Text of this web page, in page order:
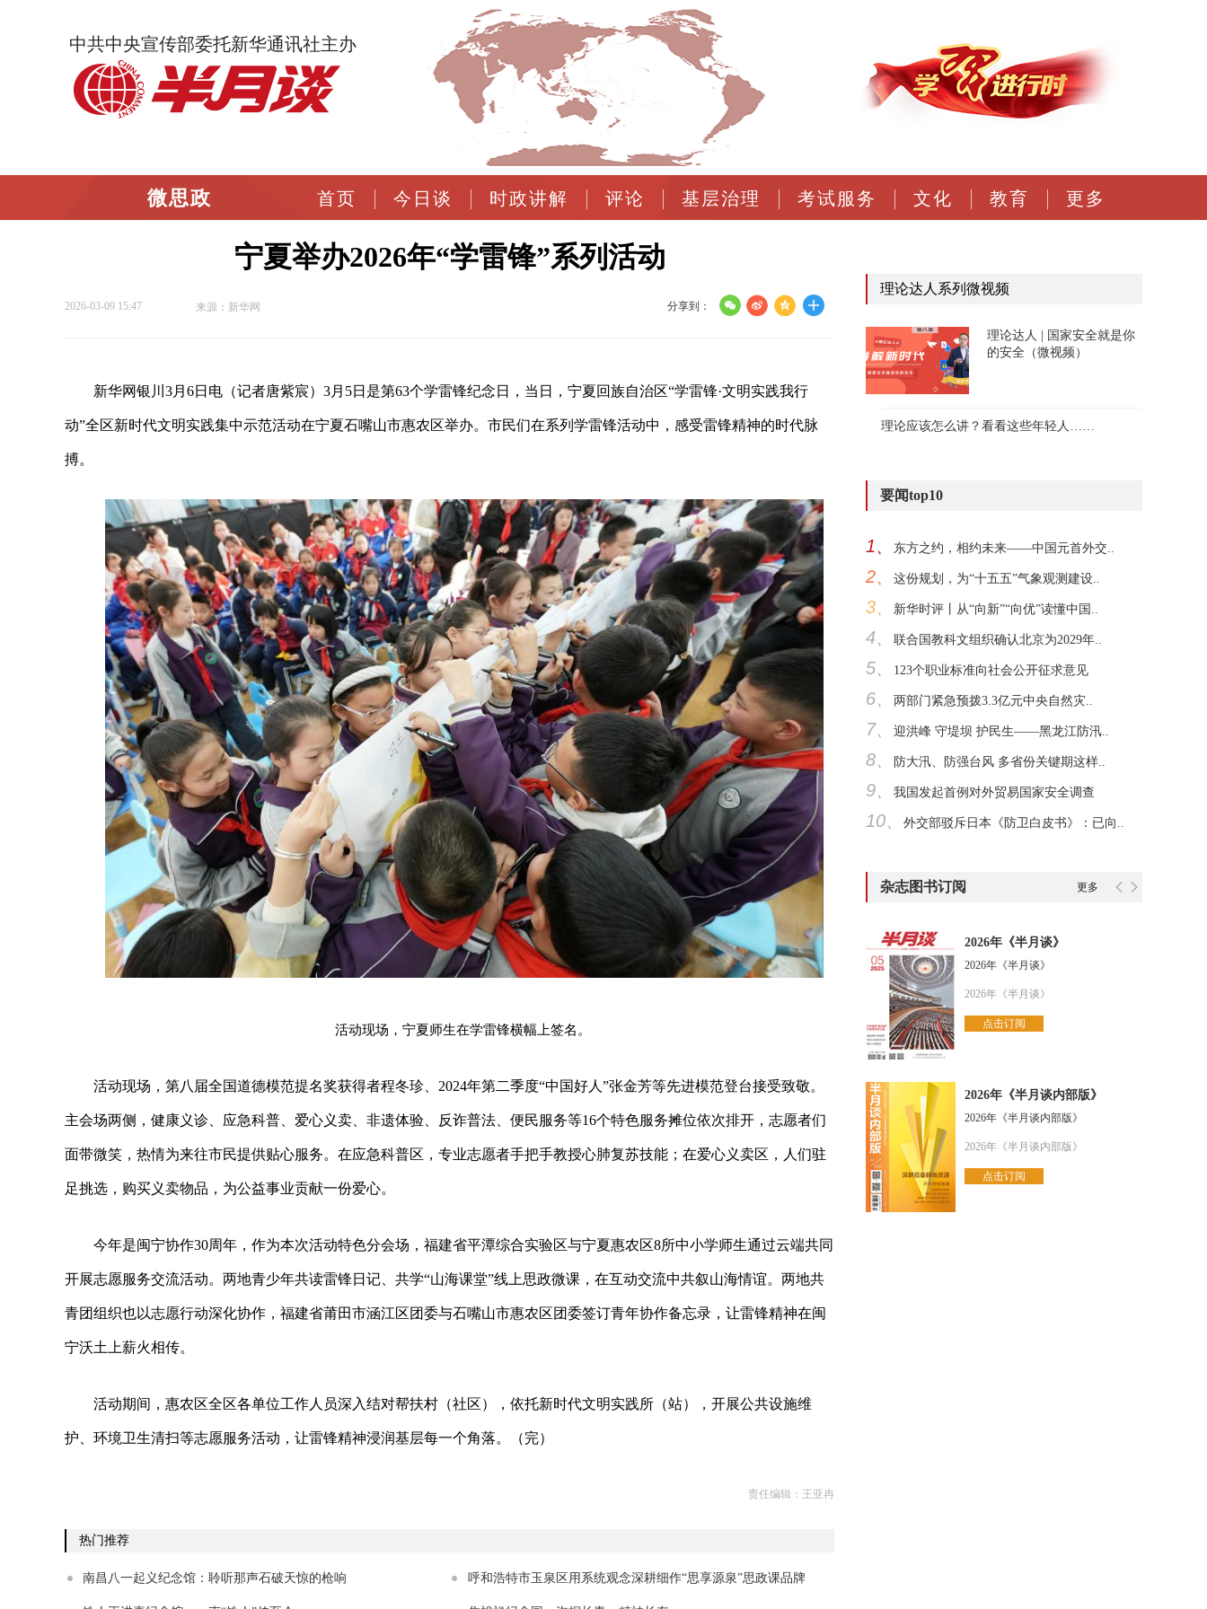
中共中央宣传部委托新华通讯社主办
微思政 首页 今日谈 时政讲解 评论 基层治理 考试服务 文化 教育 更多
宁夏举办2026年“学雷锋”系列活动
2026-03-09 15:47 来源：新华网 分享到：
新华网银川3月6日电（记者唐紫宸）3月5日是第63个学雷锋纪念日，当日，宁夏回族自治区“学雷锋·文明实践我行
动”全区新时代文明实践集中示范活动在宁夏石嘴山市惠农区举办。市民们在系列学雷锋活动中，感受雷锋精神的时代脉
搏。
活动现场，宁夏师生在学雷锋横幅上签名。
活动现场，第八届全国道德模范提名奖获得者程冬珍、2024年第二季度“中国好人”张金芳等先进模范登台接受致敬。
主会场两侧，健康义诊、应急科普、爱心义卖、非遗体验、反诈普法、便民服务等16个特色服务摊位依次排开，志愿者们
面带微笑，热情为来往市民提供贴心服务。在应急科普区，专业志愿者手把手教授心肺复苏技能；在爱心义卖区，人们驻
足挑选，购买义卖物品，为公益事业贡献一份爱心。
今年是闽宁协作30周年，作为本次活动特色分会场，福建省平潭综合实验区与宁夏惠农区8所中小学师生通过云端共同
开展志愿服务交流活动。两地青少年共读雷锋日记、共学“山海课堂”线上思政微课，在互动交流中共叙山海情谊。两地共
青团组织也以志愿行动深化协作，福建省莆田市涵江区团委与石嘴山市惠农区团委签订青年协作备忘录，让雷锋精神在闽
宁沃土上薪火相传。
活动期间，惠农区全区各单位工作人员深入结对帮扶村（社区），依托新时代文明实践所（站），开展公共设施维
护、环境卫生清扫等志愿服务活动，让雷锋精神浸润基层每一个角落。（完）
责任编辑：王亚冉
热门推荐
南昌八一起义纪念馆：聆听那声石破天惊的枪响 呼和浩特市玉泉区用系统观念深耕细作“思享源泉”思政课品牌
理论达人系列微视频
理论达人 | 国家安全就是你
的安全（微视频）
理论应该怎么讲？看看这些年轻人……
要闻top10
1、 东方之约，相约未来——中国元首外交..
2、 这份规划，为“十五五”气象观测建设..
3、 新华时评丨从“向新”“向优”读懂中国..
4、 联合国教科文组织确认北京为2029年..
5、 123个职业标准向社会公开征求意见
6、 两部门紧急预拨3.3亿元中央自然灾..
7、 迎洪峰 守堤坝 护民生——黑龙江防汛..
8、 防大汛、防强台风 多省份关键期这样..
9、 我国发起首例对外贸易国家安全调查
10、 外交部驳斥日本《防卫白皮书》：已向..
杂志图书订阅 更多
2026年《半月谈》
2026年《半月谈》
2026年《半月谈》
点击订阅
2026年《半月谈内部版》
2026年《半月谈内部版》
2026年《半月谈内部版》
点击订阅